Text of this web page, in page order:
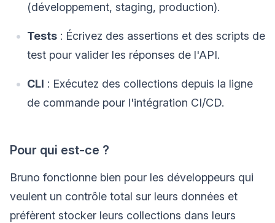
(développement, staging, production).
Tests : Écrivez des assertions et des scripts de
test pour valider les réponses de l'API.
CLI : Exécutez des collections depuis la ligne
de commande pour l'intégration CI/CD.
Pour qui est-ce ?
Bruno fonctionne bien pour les développeurs qui
veulent un contrôle total sur leurs données et
préfèrent stocker leurs collections dans leurs